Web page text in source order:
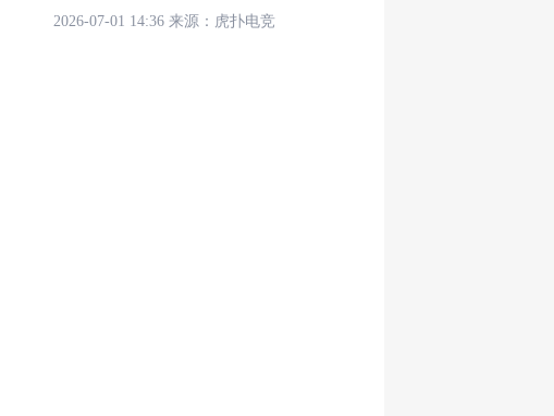
2026-07-01 14:36 来源： 虎扑电竞